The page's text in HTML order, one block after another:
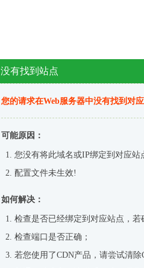
没有找到站点
您的请求在Web服务器中没有找到对
可能原因：
您没有将此域名或IP绑定到对应站
配置文件未生效!
如何解决：
检查是否已经绑定到对应站点，
检查端口是否正确；
若您使用了CDN产品，请尝试清除